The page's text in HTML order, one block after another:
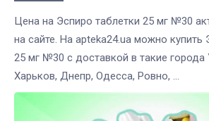
Цена на Эспиро таблетки 25 мг №30
на сайте. На apteka24.ua можно купить
25 мг №30 с доставкой в такие города
Харьков, Днепр, Одесса, Ровно, ...